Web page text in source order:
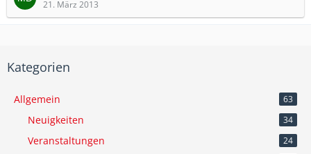
21. März 2013
Kategorien
Allgemein 63
Neuigkeiten 34
Veranstaltungen 24